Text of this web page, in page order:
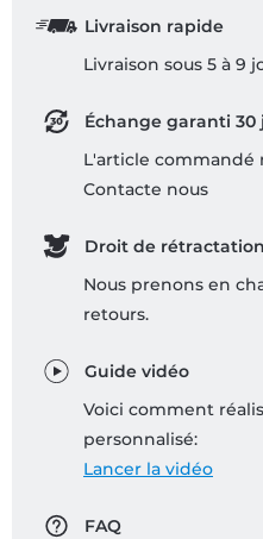
Livraison rapide
Livraison sous 5 à 9
Échange garanti 30
L'article commandé
Contacte nous
Droit de rétractation
Nous prenons en
retours.
Guide vidéo
Voici comment
personnalisé:
Lancer la vidéo
FAQ